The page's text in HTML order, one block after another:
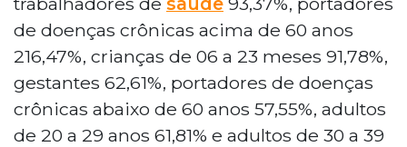
de doenças crônicas acima de 60 anos
216,47%, crianças de 06 a 23 meses 91,78%,
gestantes 62,61%, portadores de doenças
crônicas abaixo de 60 anos 57,55%, adultos
de 20 a 29 anos 61,81% e adultos de 30 a 39